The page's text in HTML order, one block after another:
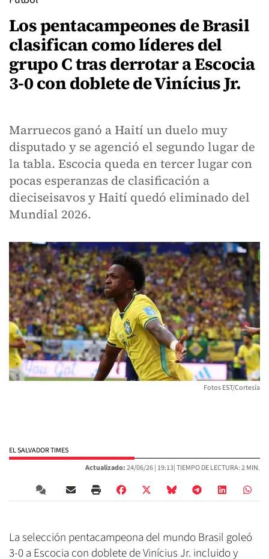
Los pentacampeones de Brasil
clasifican como líderes del
grupo C tras derrotar a Escocia
3-0 con doblete de Vinícius Jr.
Marruecos ganó a Haití un duelo muy
disputado y se agenció el segundo lugar de
la tabla. Escocia queda en tercer lugar con
pocas esperanzas de clasificación a
dieciseisavos y Haití quedó eliminado del
Mundial 2026.
Fotos EST/Cortesía
EL SALVADOR TIMES
Actualizado:24/06/26 | 19:13| TIEMPO DE LECTURA: 2 MIN.
La selección pentacampeona del mundo Brasil goleó
3-0 a Escocia con doblete de Vinícius Jr. incluido y